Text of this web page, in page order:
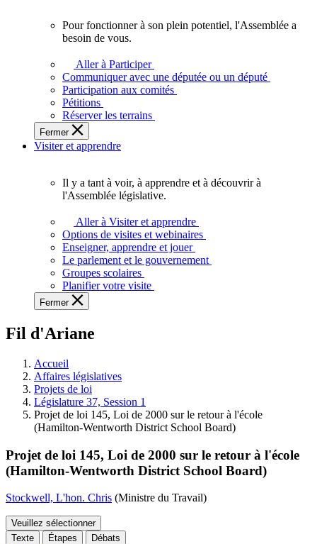
plein
potentiel,
l'Assemblée
a
besoin
de
Pour fonctionner à son plein potentiel, l'Assemblée a
besoin de vous.
Aller à Participer
Communiquer avec une députée ou un député
Participation aux comités
Pétitions
Réserver les terrains
Fermer
Visiter et apprendre
voir,
apprendre
et
à
à
législative.
Il y a tant à voir, à apprendre et à découvrir à
l'Assemblée législative.
Aller à Visiter et apprendre
Options de visites et webinaires
Enseigner, apprendre et jouer
Le parlement et le gouvernement
Groupes scolaires
Planifier votre visite
Fermer
Fil d'Ariane
Accueil
Affaires législatives
Projets de loi
Législature 37, Session 1
Projet de loi 145, Loi de 2000 sur le retour à l'école
(Hamilton-Wentworth District School Board)
Projet de loi 145, Loi de 2000 sur le retour à l'école
(Hamilton-Wentworth District School Board)
Stockwell, L'hon. Chris (Ministre du Travail)
Veuillez sélectionner
Texte
Étapes Débats